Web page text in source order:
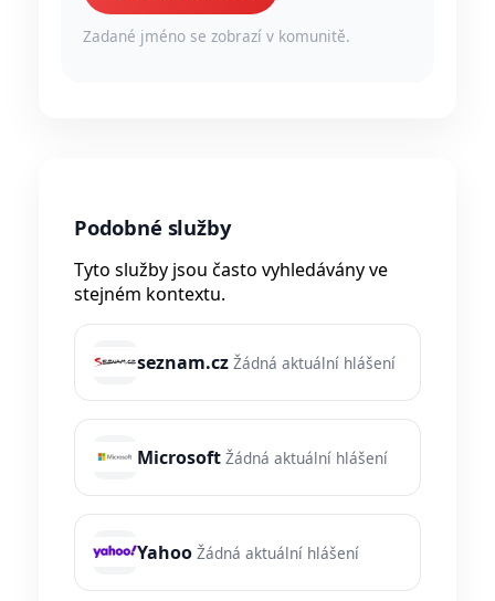
Zadané jméno se zobrazí v komunitě.
Podobné služby
Tyto služby jsou často vyhledávány ve
stejném kontextu.
seznam.cz Žádná aktuální hlášení
Microsoft Žádná aktuální hlášení
Yahoo Žádná aktuální hlášení